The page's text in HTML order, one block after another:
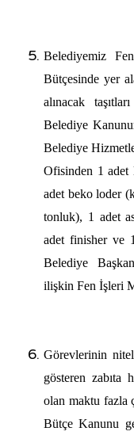
Belediyemiz
Bütçesinde yer
alınacak
Belediye
Belediye
Ofisinden 1 adet
adet beko loder
tonluk), 1 adet
adet finisher ve
Belediye
ilişkin Fen İşleri
Görevlerinin
gösteren zabıta
olan maktu fazla
Bütçe Kanunu